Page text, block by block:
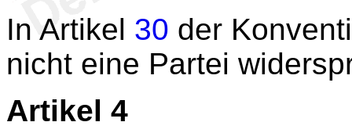
In Artikel 30 der
nicht eine Partei
Artikel 4